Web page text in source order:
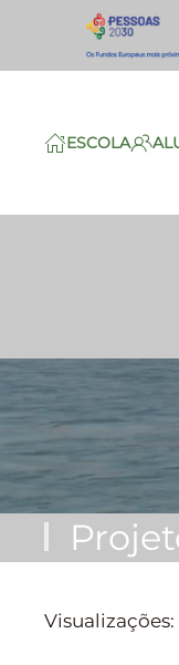
Saltar para o
ESCOLA
Visualizações: